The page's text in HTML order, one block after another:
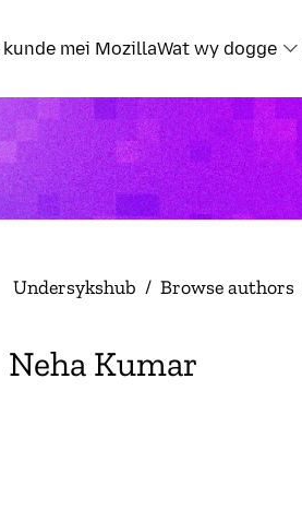
kunde mei MozillaWat wy dogge
Undersykshub / Browse authors
Neha Kumar